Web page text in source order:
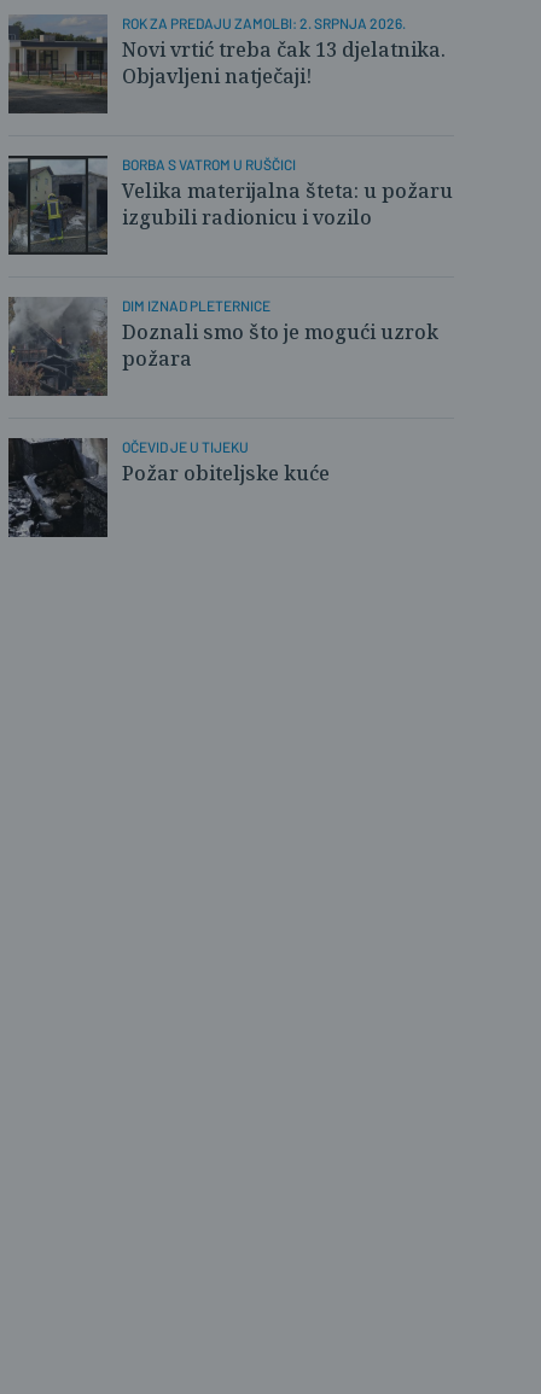
ROK ZA PREDAJU ZAMOLBI: 2. SRPNJA 2026.
Novi vrtić treba čak 13 djelatnika.
Objavljeni natječaji!
BORBA S VATROM U RUŠČICI
Velika materijalna šteta: u požaru
izgubili radionicu i vozilo
DIM IZNAD PLETERNICE
Doznali smo što je mogući uzrok
požara
OČEVID JE U TIJEKU
Požar obiteljske kuće